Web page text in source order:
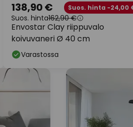
Envostar Clay riippuvalo
koivuvaneri Ø 40 cm
138,90 € Suos. hinta -24,00
Suos. hinta162,90 €
Varastossa